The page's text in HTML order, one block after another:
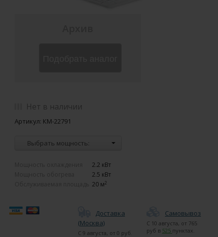
Нет в наличии
Артикул: КМ-22791
Выбрать мощность:
2.2 кВт
2.5 кВт
20 м2
Доставка
(Москва)
С 9 августа, от 0 руб.
Самовывоз
С 10 августа, от 765
руб в 525 пунктах.